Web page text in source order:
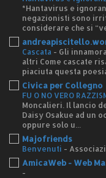
*Hantavirus e
negazionisti sono
considerare che si
Cascata - Gli
altri Come cascate
piaciuta questa
Civica per Collegno
FU O NO VERO
Moncalieri. Il lancio
Daisy Osakue ad un
oppure solo u...
Majofriends
Benvenuti -
AmicaWeb - Web
-